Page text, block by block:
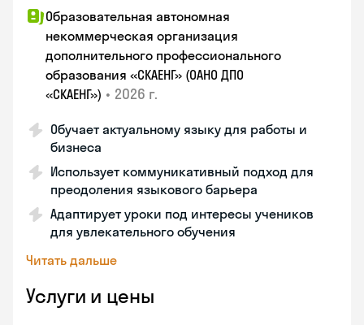
Образовательная автономная
некоммерческая организация
дополнительного профессионального
образования «СКАЕНГ» (ОАНО ДПО
«СКАЕНГ») • 2026 г.
Обучает актуальному языку для работы и
бизнеса
Использует коммуникативный подход для
преодоления языкового барьера
Адаптирует уроки под интересы учеников
для увлекательного обучения
Читать дальше
Услуги и цены